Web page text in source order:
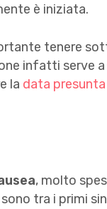
è iniziata.
tenere
infatti serve
la data
, molto
tra i primi